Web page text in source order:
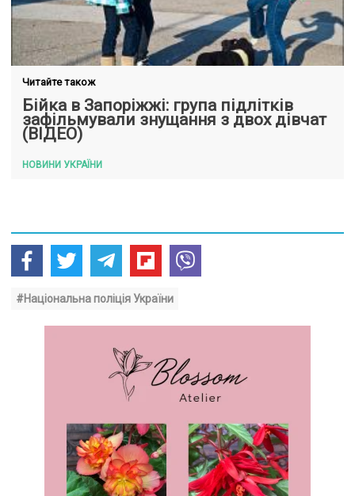
Читайте також
Бійка в Запоріжжі: група підлітків
зафільмували знущання з двох дівчат
(ВІДЕО)
НОВИНИ УКРАЇНИ
#Національна поліція України